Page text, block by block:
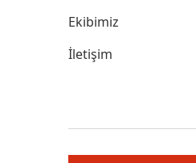
Ekibimiz
İletişim